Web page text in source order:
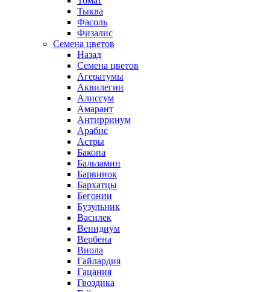
Тыква
Фасоль
Физалис
Семена цветов
Назад
Семена цветов
Агератумы
Аквилегии
Алиссум
Амарант
Антирринум
Арабис
Астры
Бакопа
Бальзамин
Барвинок
Бархатцы
Бегонии
Бузульник
Василек
Венидиум
Вербена
Виола
Гайлардия
Гацания
Гвоздика